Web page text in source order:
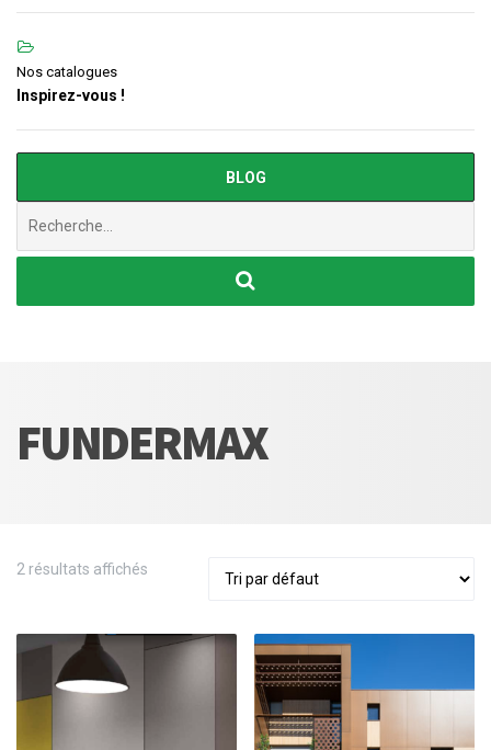
Nos catalogues
Inspirez-vous !
BLOG
FUNDERMAX
2 résultats affichés